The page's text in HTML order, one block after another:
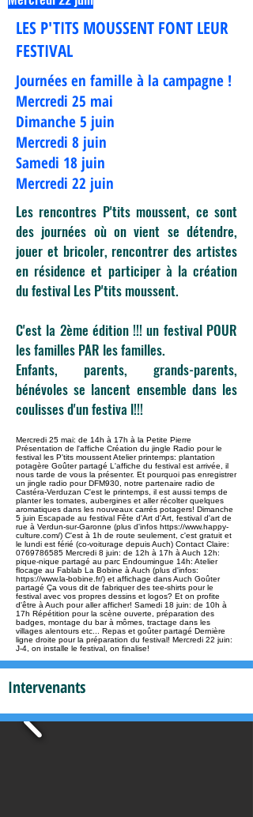
LES P'TITS MOUSSENT FONT LEUR
FESTIVAL
Journées en famille à la campagne !
Mercredi 25 mai
Dimanche 5 juin
Mercredi 8 juin
Samedi 18 juin
Mercredi 22 juin
Les rencontres P'tits moussent, ce sont
des journées où on vient se détendre,
jouer et bricoler, rencontrer des artistes
en résidence et participer à la création
du festival Les P'tits moussent.
C'est la 2ème édition !!! un festival POUR
les familles PAR les familles.
Enfants, parents, grands-parents,
bénévoles se lancent ensemble dans les
coulisses d'un festiva l!!!
Mercredi 25 mai: de 14h à 17h à la Petite Pierre
Présentation de l'affiche Création du jingle Radio pour le
festival les P'tits moussent Atelier printemps: plantation
potagère Goûter partagé L'affiche du festival est arrivée, il
nous tarde de vous la présenter. Et pourquoi pas enregistrer
un jingle radio pour DFM930, notre partenaire radio de
Castéra-Verduzan C'est le printemps, il est aussi temps de
planter les tomates, aubergines et aller récolter quelques
aromatiques dans les nouveaux carrés potagers! Dimanche
5 juin Escapade au festival Fête d'Art d'Art, festival d'art de
rue à Verdun-sur-Garonne (plus d'infos https://www.happy-
culture.com/) C'est à 1h de route seulement, c'est gratuit et
le lundi est férié (co-voiturage depuis Auch) Contact Claire:
0769786585 Mercredi 8 juin: de 12h à 17h à Auch 12h:
pique-nique partagé au parc Endoumingue 14h: Atelier
flocage au Fablab La Bobine à Auch (plus d'infos:
https://www.la-bobine.fr/) et affichage dans Auch Goûter
partagé Ça vous dit de fabriquer des tee-shirts pour le
festival avec vos propres dessins et logos? Et on profite
d'être à Auch pour aller afficher! Samedi 18 juin: de 10h à
17h Répétition pour la scène ouverte, préparation des
badges, montage du bar à mômes, tractage dans les
villages alentours etc... Repas et goûter partagé Dernière
ligne droite pour la préparation du festival! Mercredi 22 juin:
J-4, on installe le festival, on finalise!
Intervenants